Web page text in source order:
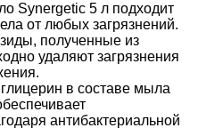
Synergetic 5 л подходит
от любых загрязнений.
полученные из
удаляют загрязнения
в составе мыла
антибактериальной